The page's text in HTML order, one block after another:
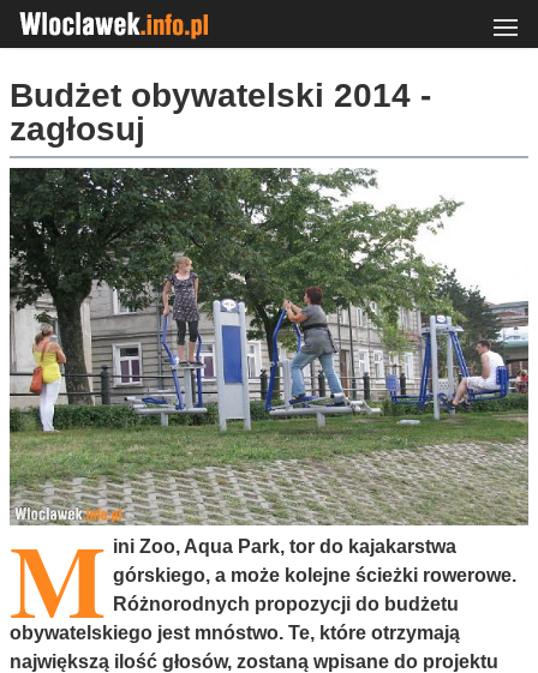
Budżet obywatelski 2014 -
zagłosuj
M ini Zoo, Aqua Park, tor do kajakarstwa
górskiego, a może kolejne ścieżki rowerowe.
Różnorodnych propozycji do budżetu
obywatelskiego jest mnóstwo. Te, które otrzymają
największą ilość głosów, zostaną wpisane do projektu